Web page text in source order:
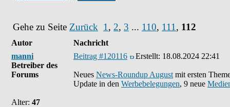
Gehe zu Seite Zurück 1 , 2, 3 ... 110, 111 , 112
Autor
Nachricht
manni
Betreiber des
Forums
Alter: 47
Beitrag #120116 Erstellt: 18.08.2024 22:41
Neues News-Roundup August mit ersten
Update in den Werbebelegungen, 9 neue